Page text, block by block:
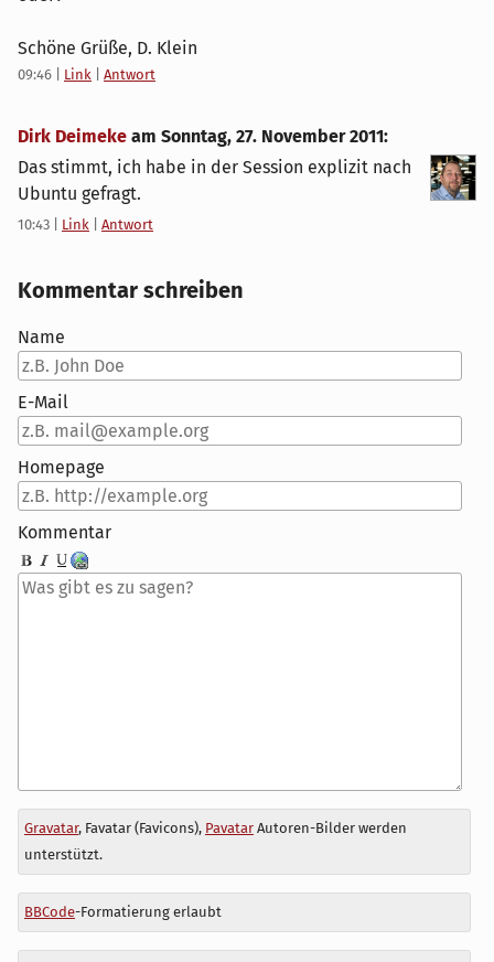
Schöne Grüße, D. Klein
09:46 Link Antwort
Dirk Deimeke am Sonntag, 27. November 2011:
Das stimmt, ich habe in der Session explizit nach
Ubuntu gefragt.
10:43 Link Antwort
Kommentar schreiben
Name
E-Mail
Homepage
Kommentar
Antwort
zu
Gravatar, Favatar (Favicons), PavatarAutoren-Bilder werden
unterstützt.
BBCode-Formatierung erlaubt